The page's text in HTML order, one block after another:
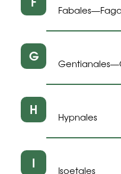
Fabales—
G Gentianales—
H Hypnales
I Isoetales